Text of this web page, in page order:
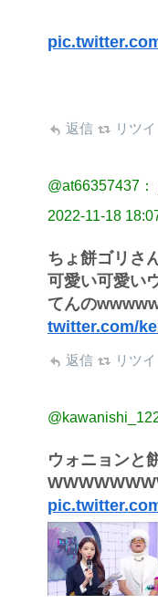
返信 リツイ
@at66357437
2022-11-18
ちょ餅ゴリさ
可愛い可愛い
てんの
twitter.com/
返信 リツイ
ウォニョンと